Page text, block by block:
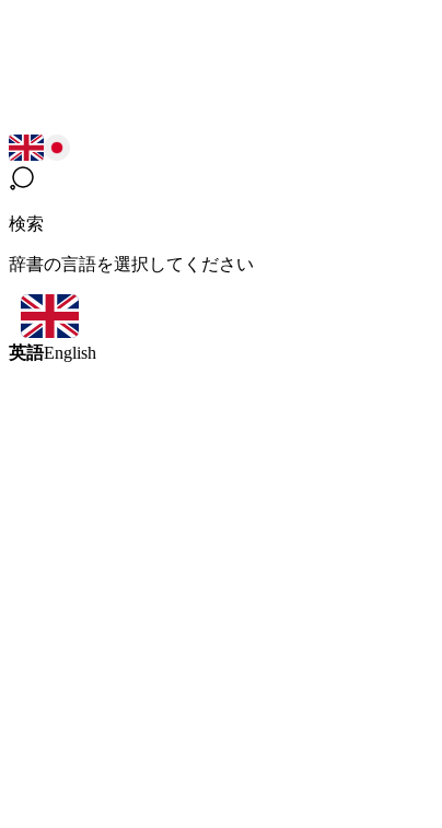
検索
辞書の言語を選択してください
英語English